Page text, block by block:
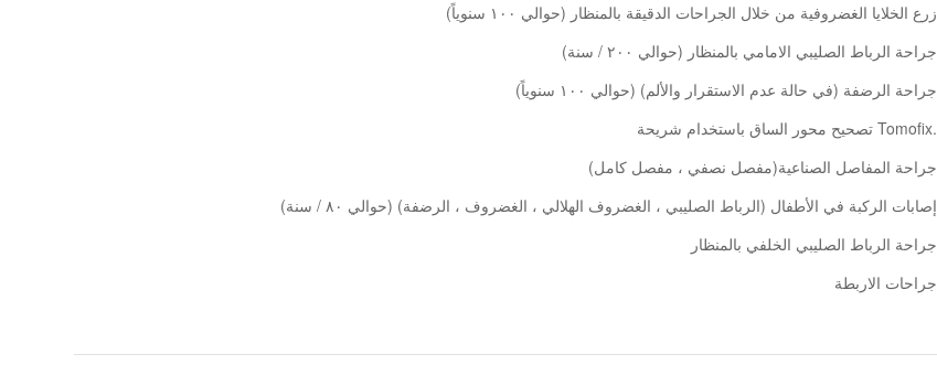
زرع الخلايا الغضروفية من خلال الجراحات الدقيقة بالمنظار (حوالي ١٠٠ سنوياً)
جراحة الرباط الصليبي الامامي بالمنظار (حوالي ٢٠٠ / سنة)
جراحة الرضفة (في حالة عدم الاستقرار والألم) (حوالي ١٠٠ سنوياً)
تصحيح محور الساق باستخدام شريحة Tomofix.
جراحة المفاصل الصناعية(مفصل نصفي ، مفصل كامل)
إصابات الركبة في الأطفال (الرباط الصليبي ، الغضروف الهلالي ، الغضروف ، الرضفة) (حوالي ٨٠ / سنة)
جراحة الرباط الصليبي الخلفي بالمنظار
جراحات الاربطة